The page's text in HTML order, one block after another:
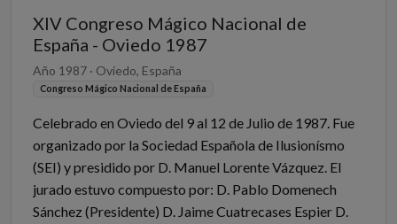
XIV Congreso Mágico Nacional de
España - Oviedo 1987
Año 1987 · Oviedo, España
Congreso Mágico Nacional de España
Celebrado en Oviedo del 9 al 12 de Julio de 1987. Fue
organizado por la Sociedad Española de Ilusionísmo
(SEI) y presidido por D. Manuel Lorente Vázquez. El
jurado estuvo compuesto por: D. Pablo Domenech
Sánchez (Presidente) D. Jaime Cuatrecases Espier D.